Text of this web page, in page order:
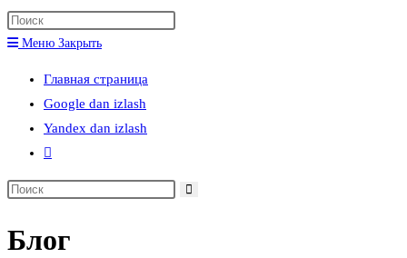
по
веб-
сайту
Меню Закрыть
Главная страница
Google dan izlash
Yandex dan izlash
Переключить
по
сайту
Поиск
сайте
Блог